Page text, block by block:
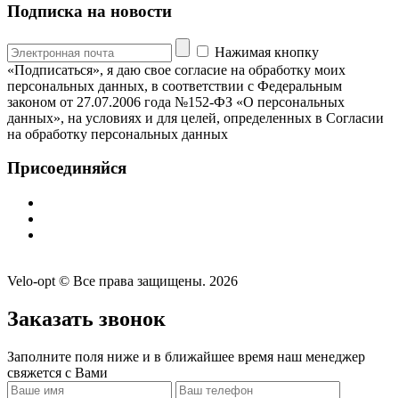
Подписка на новости
Нажимая кнопку
«Подписаться», я даю свое согласие на обработку моих
персональных данных, в соответствии с Федеральным
законом от 27.07.2006 года №152-ФЗ «О персональных
данных», на условиях и для целей, определенных в Согласии
на обработку персональных данных
Присоединяйся
Velo-opt © Все права защищены. 2026
Заказать звонок
Заполните поля ниже и в ближайшее время наш менеджер
свяжется с Вами